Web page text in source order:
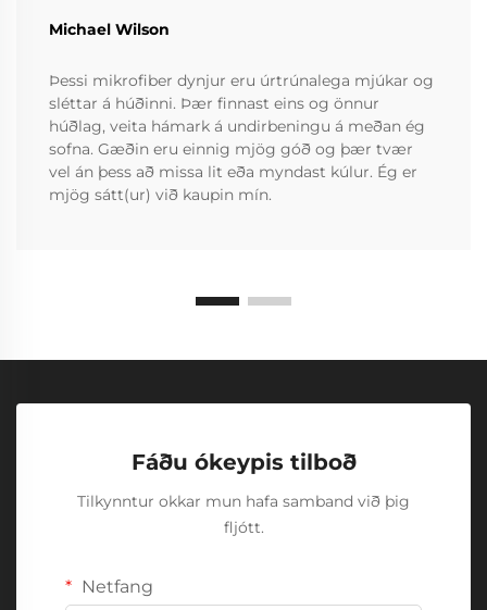
Michael Wilson
Þessi mikrofiber dynjur eru úrtrúnalega mjúkar og
sléttar á húðinni. Þær finnast eins og önnur
húðlag, veita hámark á undirbeningu á meðan ég
sofna. Gæðin eru einnig mjög góð og þær tvær
vel án þess að missa lit eða myndast kúlur. Ég er
mjög sátt(ur) við kaupin mín.
Fáðu ókeypis tilboð
Tilkynntur okkar mun hafa samband við þig
fljótt.
Netfang